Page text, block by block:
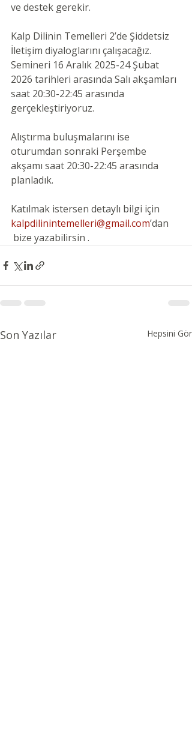
ve destek gerekir.
Kalp Dilinin Temelleri 2’de Şiddetsiz
İletişim diyaloglarını çalışacağız.
Semineri 16 Aralık 2025-24 Şubat
2026 tarihleri arasında Salı akşamları
saat 20:30-22:45 arasında
gerçekleştiriyoruz.
Alıştırma buluşmalarını ise
oturumdan sonraki Perşembe
akşamı saat 20:30-22:45 arasında
planladık.
Katılmak istersen detaylı bilgi için
kalpdilinintemelleri@gmail.com’dan
bize yazabilirsin .
Son Yazılar Hepsini Gör